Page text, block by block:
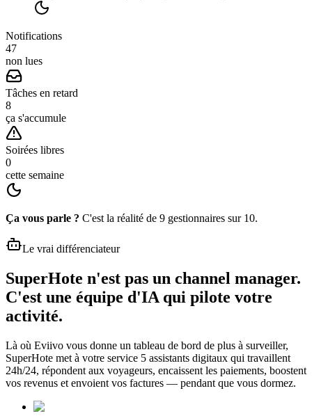
Notifications
47
non lues
Tâches en retard
8
ça s'accumule
Soirées libres
0
cette semaine
Ça vous parle ? C'est la réalité de 9 gestionnaires sur 10.
Le vrai différenciateur
SuperHote n'est pas un channel manager.
C'est une équipe d'IA qui pilote votre
activité.
Là où Eviivo vous donne un tableau de bord de plus à surveiller,
SuperHote met à votre service 5 assistants digitaux qui travaillent
24h/24, répondent aux voyageurs, encaissent les paiements, boostent
vos revenus et envoient vos factures — pendant que vous dormez.